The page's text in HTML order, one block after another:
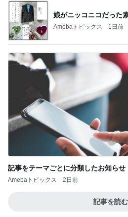
娘がニッコニコだった
Amebaトピックス 1日前
記事をテーマごとに分類したお知らせ
Amebaトピックス 2日前
記事を読む